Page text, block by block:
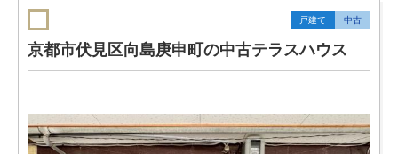
戸建て 中古
京都市伏見区向島庚申町の中古テラスハウス